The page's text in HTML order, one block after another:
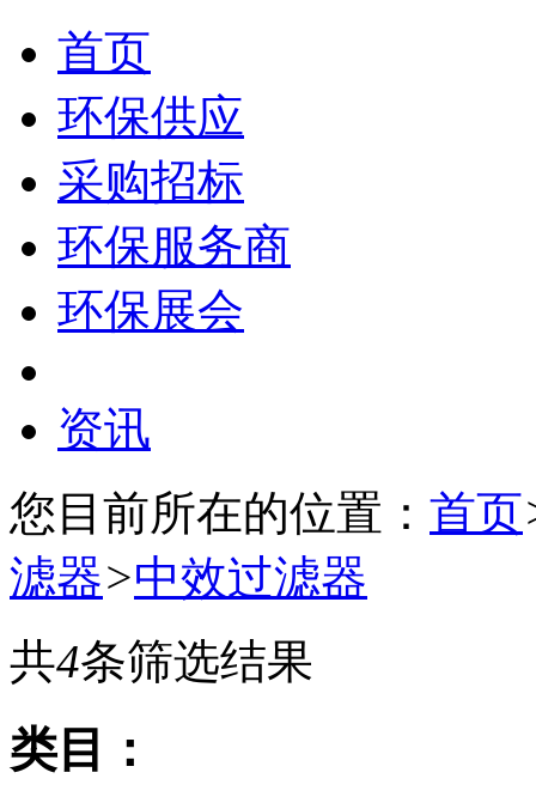
首页
环保供应
采购招标
环保服务商
环保展会
资讯
您目前所在的位置： 首页
滤器>中效过滤器
共4条筛选结果
类目：